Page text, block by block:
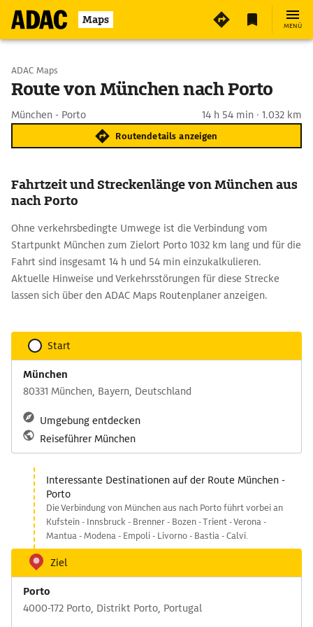
Maps MENÜ
Start wählen
ADAC Maps
Route von München nach Porto
München - Porto 14 h 54 min · 1.032 km
Routendetails anzeigen
Fahrtzeit und Streckenlänge von München aus
nach Porto
Ohne verkehrsbedingte Umwege ist die Verbindung vom
Startpunkt München zum Zielort Porto 1032 km lang und für die
Fahrt sind insgesamt 14 h und 54 min einzukalkulieren.
Aktuelle Hinweise und Verkehrsstörungen für diese Strecke
lassen sich über den ADAC Maps Routenplaner anzeigen.
Start
München
80331 München, Bayern, Deutschland
Umgebung entdecken
Reiseführer München
Interessante Destinationen auf der Route München -
Porto
Die Verbindung von München aus nach Porto führt vorbei an
Kufstein - Innsbruck - Brenner - Bozen - Trient - Verona -
Mantua - Modena - Empoli - Livorno - Bastia - Calvi.
Ziel
Porto
4000-172 Porto, Distrikt Porto, Portugal